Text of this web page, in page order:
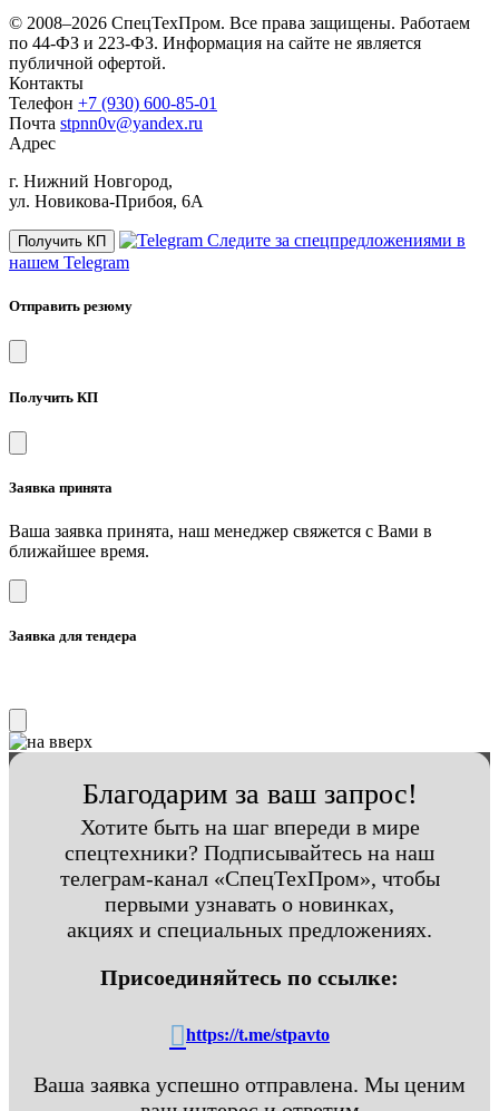
© 2008–2026 СпецТехПром. Все права защищены. Работаем
по 44-ФЗ и 223-ФЗ. Информация на сайте не является
публичной офертой.
Контакты
Телефон +7 (930) 600-85-01
Почта stpnn0v@yandex.ru
Адрес
г. Нижний Новгород,
ул. Новикова-Прибоя, 6А
Получить КП
Следите за спецпредложениями в
нашем Telegram
Отправить резюму
Получить КП
Заявка принята
Ваша заявка принята, наш менеджер свяжется с Вами в
ближайшее время.
Заявка для тендера
Благодарим за ваш запрос!
Хотите быть на шаг впереди в мире
спецтехники? Подписывайтесь на наш
телеграм-канал «СпецТехПром», чтобы
первыми узнавать о новинках,
акциях и специальных предложениях.
Присоединяйтесь по ссылке:
https://t.me/stpavto
Ваша заявка успешно отправлена. Мы ценим